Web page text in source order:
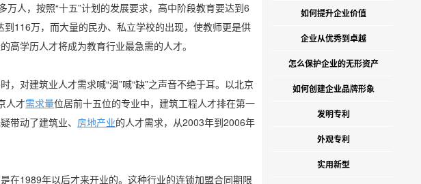
人，按照“十五”计划的发展要求，高中阶段教育要达到6
116万，而大量的民办、私立学校的出现，使教师更是供
高学历人才将成为教育行业最急需的人才。
对建筑业人才需求喊“渴”喊“缺”之声音不绝于耳。以北京
人才需求量位居前十五位的专业中，建筑工程人才排在第一
带动了建筑业、 房地产业的人才需求，从2003年到2006年
在1989年以后才来开业的。这种行业的连锁加盟合同期限
如何提升企业价值
企业从优秀到卓越
怎么保护企业的无形资产
如何创建企业品牌形象
发明专利
外观专利
实用新型